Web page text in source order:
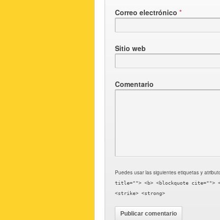
Correo electrónico *
Sitio web
Comentario
Puedes usar las siguientes etiquetas y
title=""> <b> <blockquote cite="">
<strike> <strong>